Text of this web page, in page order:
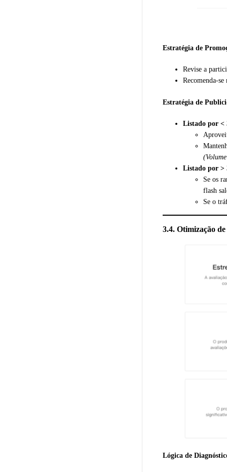
Estratégia de
Revise a
Recomenda-
Estratégia de
Listado por <
Listado por >
Se os
flash
Se o
3.4. Otimização
Lógica de